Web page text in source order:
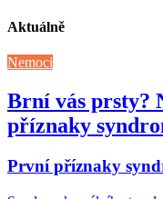
Aktuálně
Nemoci
Brní vás prsty?
příznaky
První příznaky